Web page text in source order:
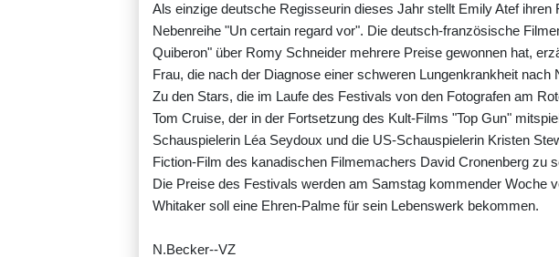
Als einzige deutsche Regisseurin dieses Jahr stellt Emily Atef ihren
Nebenreihe "Un certain regard vor". Die deutsch-französische
Quiberon" über Romy Schneider mehrere Preise gewonnen hat,
Frau, die nach der Diagnose einer schweren Lungenkrankheit nach
Zu den Stars, die im Laufe des Festivals von den Fotografen am
Tom Cruise, der in der Fortsetzung des Kult-Films "Top Gun"
Schauspielerin Léa Seydoux und die US-Schauspielerin Kristen
Fiction-Film des kanadischen Filmemachers David Cronenberg zu
Die Preise des Festivals werden am Samstag kommender Woche
Whitaker soll eine Ehren-Palme für sein Lebenswerk bekommen.
N.Becker--VZ